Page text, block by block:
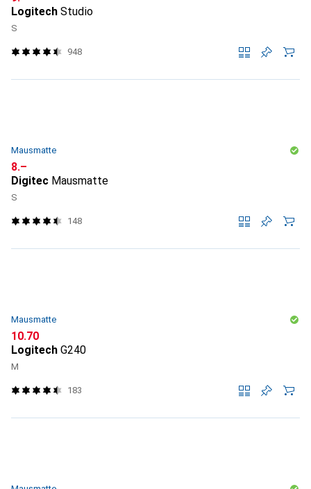
Logitech Studio
S
948
Mausmatte
CHF
8.–
Digitec Mausmatte
S
148
Mausmatte
CHF
10.70
Logitech G240
M
183